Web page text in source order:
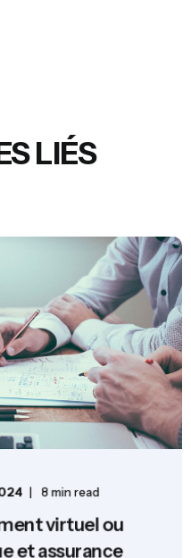
LIÉS
8 min read
virtuel ou
et assurance